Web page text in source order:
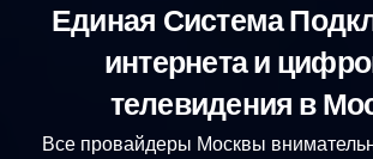
Единая Система
интернета и
телевидения в
Все провайдеры Москвы